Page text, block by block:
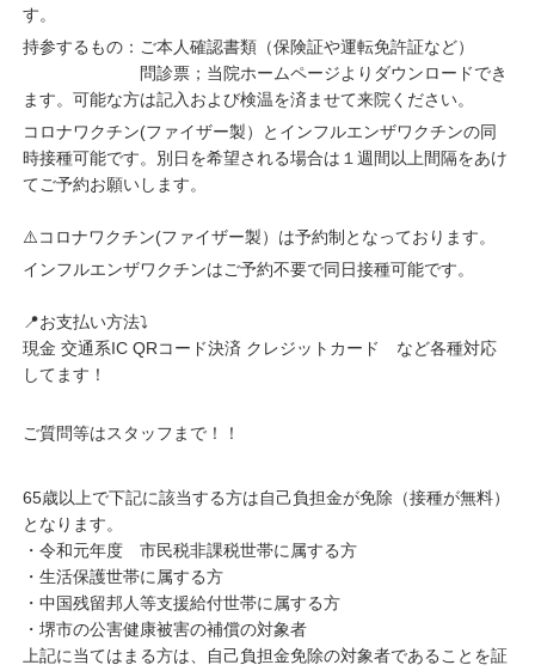
す。
持参するもの：ご本人確認書類（保険証や運転免許証など）
問診票；当院ホームページよりダウンロードでき
ます。可能な方は記入および検温を済ませて来院ください。
コロナワクチン(ファイザー製）とインフルエンザワクチンの同
時接種可能です。別日を希望される場合は１週間以上間隔をあけ
てご予約お願いします。
⚠️コロナワクチン(ファイザー製）は予約制となっております。
インフルエンザワクチンはご予約不要で同日接種可能です。
📍お支払い方法⤵︎
現金 交通系IC QRコード決済 クレジットカード など各種対応
してます！
ご質問等はスタッフまで！！
65歳以上で下記に該当する方は自己負担金が免除（接種が無料）
となります。
・令和元年度 市民税非課税世帯に属する方
・生活保護世帯に属する方
・中国残留邦人等支援給付世帯に属する方
・堺市の公害健康被害の補償の対象者
上記に当てはまる方は、自己負担金免除の対象者であることを証